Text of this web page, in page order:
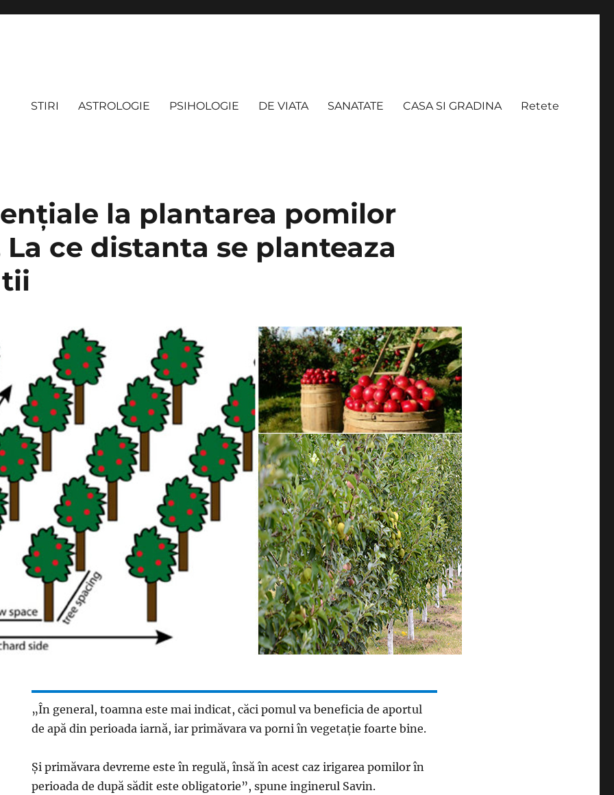
STIRI ASTROLOGIE PSIHOLOGIE DE VIATA SANATATE CASA SI GRADINA Retete
la plantarea pomilor
ce distanta se planteaza
„În general, toamna este mai indicat, căci pomul va beneficia de aportul
de apă din perioada iarnă, iar primăvara va porni în vegetaţie foarte bine.
Şi primăvara devreme este în regulă, însă în acest caz irigarea pomilor în
perioada de după sădit este obligatorie”, spune inginerul Savin.